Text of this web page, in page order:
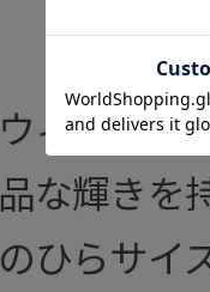
ウィリアム
品な輝きを
のひらサイ